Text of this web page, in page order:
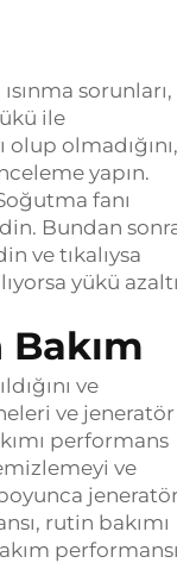
ile
olmadığını,
yapın.
fanı
Bundan
ve tıkalıysa
yükü
ve
ve
performans
ve
rutin bakımı
performansı